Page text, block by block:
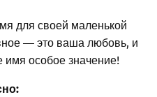
для своей маленькой
— это ваша любовь, и
особое значение!